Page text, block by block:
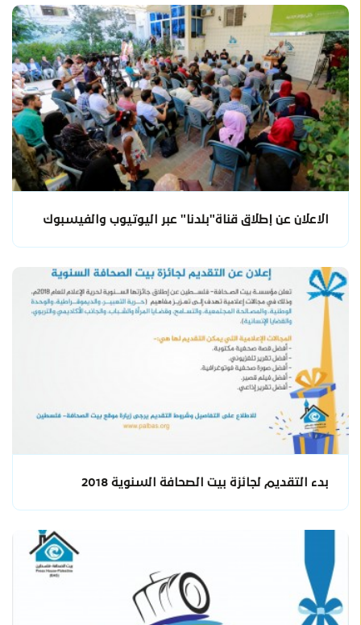
الاعلان عن إطلاق قناة"بلدنا" عبر اليوتيوب والفيسبوك
بدء التقديم لجائزة بيت الصحافة السنوية 2018